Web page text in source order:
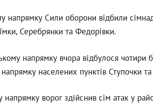
напрямку Сили оборони відбили
Серебрянки та Федорівки.
напрямку вчора відбулося чотири
населених пунктів Ступочки
напрямку ворог здійснив сім атак у